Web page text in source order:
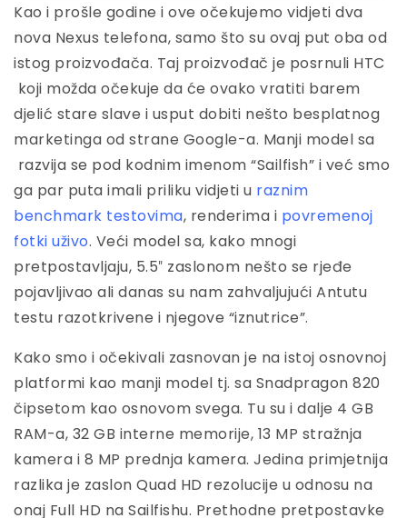
Kao i prošle godine i ove očekujemo vidjeti dva
nova Nexus telefona, samo što su ovaj put oba od
istog proizvođača. Taj proizvođač je posrnuli HTC
koji možda očekuje da će ovako vratiti barem
djelić stare slave i usput dobiti nešto besplatnog
marketinga od strane Google-a. Manji model sa
razvija se pod kodnim imenom “Sailfish” i već smo
ga par puta imali priliku vidjeti u raznim
benchmark testovima, renderima i povremenoj
fotki uživo. Veći model sa, kako mnogi
pretpostavljaju, 5.5″ zaslonom nešto se rjeđe
pojavljivao ali danas su nam zahvaljujući Antutu
testu razotkrivene i njegove “iznutrice”.
Kako smo i očekivali zasnovan je na istoj osnovnoj
platformi kao manji model tj. sa Snadpragon 820
čipsetom kao osnovom svega. Tu su i dalje 4 GB
RAM-a, 32 GB interne memorije, 13 MP stražnja
kamera i 8 MP prednja kamera. Jedina primjetnija
razlika je zaslon Quad HD rezolucije u odnosu na
onaj Full HD na Sailfishu. Prethodne pretpostavke